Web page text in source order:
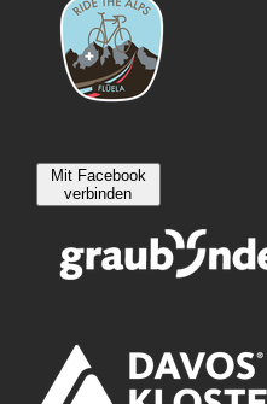
Mit Facebook
verbinden